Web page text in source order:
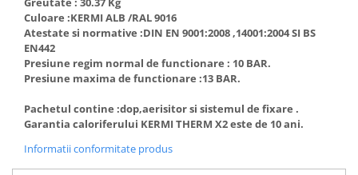
Culoare :KERMI ALB /RAL 9016
Atestate si normative :DIN EN 9001:2008 ,14001:2004 SI BS
EN442
Presiune regim normal de functionare : 10 BAR.
Presiune maxima de functionare :13 BAR.
Pachetul contine :dop,aerisitor si sistemul de fixare .
Garantia caloriferului KERMI THERM X2 este de 10 ani.
Informatii conformitate produs